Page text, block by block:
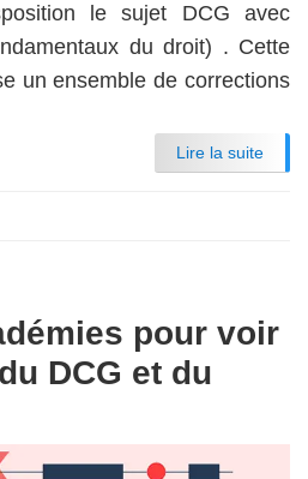
le sujet DCG avec
du droit) . Cette
un ensemble de corrections
Lire la suite
pour voir
DCG et du